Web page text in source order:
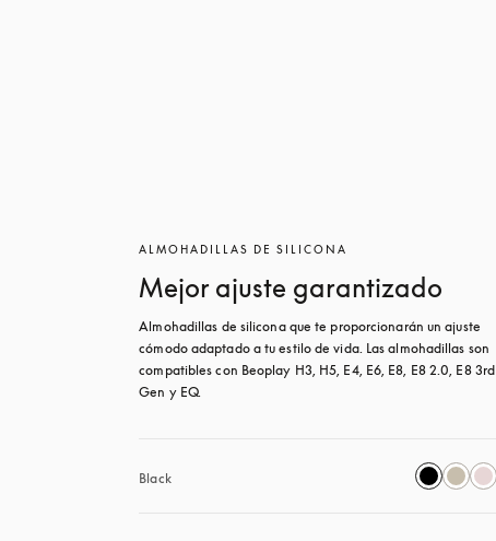
ALMOHADILLAS DE SILICONA
Mejor ajuste garantizado
Almohadillas de silicona que te proporcionarán un ajuste
cómodo adaptado a tu estilo de vida. Las almohadillas son
compatibles con Beoplay H3, H5, E4, E6, E8, E8 2.0, E8 3rd
Gen y EQ.
Black